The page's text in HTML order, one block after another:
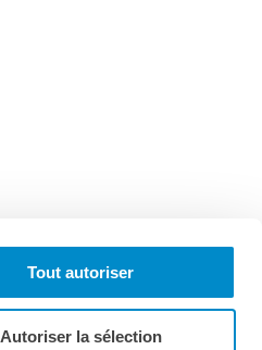
Tout autoriser
Autoriser la sélection